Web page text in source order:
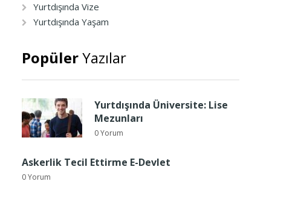
Yurtdışında Vize
Yurtdışında Yaşam
PopülerYazılar
Yurtdışında Üniversite: Lise
Mezunları
0 Yorum
Askerlik Tecil Ettirme E-Devlet
0 Yorum